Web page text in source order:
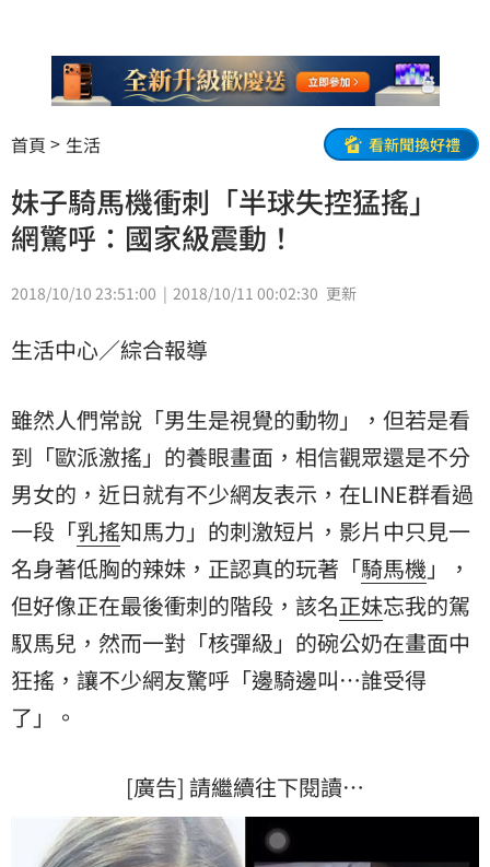
首頁 生活 看新聞換好禮
妹子騎馬機衝刺「半球失控猛搖」
網驚呼：國家級震動！
2018/10/10 23:51:00 2018/10/11 00:02:30 更新
生活中心／綜合報導
雖然人們常說「男生是視覺的動物」，但若是看
到「歐派激搖」的養眼畫面，相信觀眾還是不分
男女的，近日就有不少網友表示，在LINE群看過
一段「乳搖知馬力」的刺激短片，影片中只見一
名身著低胸的辣妹，正認真的玩著「騎馬機」，
但好像正在最後衝刺的階段，該名正妹忘我的駕
馭馬兒，然而一對「核彈級」的碗公奶在畫面中
狂搖，讓不少網友驚呼「邊騎邊叫…誰受得
了」。
[廣告] 請繼續往下閱讀…